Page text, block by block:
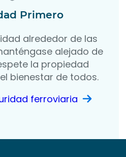
Primero
alrededor de las
alejado de
la propiedad
bienestar de todos.
ferroviaria